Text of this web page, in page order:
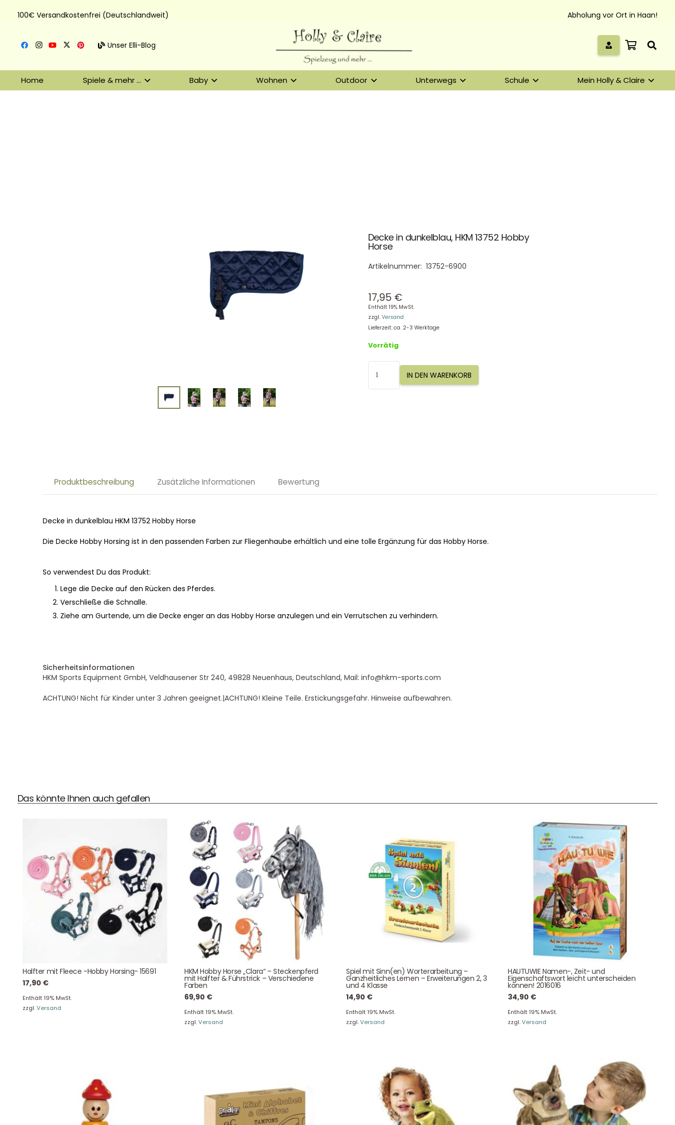
100€ Versandkostenfrei (Deutschlandweit) Abholung vor Ort in Haan!
Unser Elli-Blog
Home Spiele & mehr … Baby Wohnen Outdoor Unterwegs Schule Mein Holly & Claire
Decke in dunkelblau, HKM 13752 Hobby
Horse
Artikelnummer: 13752-6900
17,95 €
Enthält 19% MwSt.
zzgl. Versand
Lieferzeit: ca. 2-3 Werktage
Vorrätig
Decke
dunkelblau,
IN DEN WARENKORB
Produktbeschreibung Zusätzliche Informationen Bewertung
Decke in dunkelblau HKM 13752 Hobby Horse
Die Decke Hobby Horsing ist in den passenden Farben zur Fliegenhaube erhältlich und eine tolle Ergänzung für das Hobby Horse.
So verwendest Du das Produkt:
Lege die Decke auf den Rücken des Pferdes.
Verschließe die Schnalle.
Ziehe am Gurtende, um die Decke enger an das Hobby Horse anzulegen und ein Verrutschen zu verhindern.
Sicherheitsinformationen
HKM Sports Equipment GmbH, Veldhausener Str 240, 49828 Neuenhaus, Deutschland, Mail: info@hkm-sports.com
ACHTUNG! Nicht für Kinder unter 3 Jahren geeignet.|ACHTUNG! Kleine Teile. Erstickungsgefahr. Hinweise aufbewahren.
Das könnte Ihnen auch gefallen
Halfter mit Fleece -Hobby Horsing- 15691
17,90 €
Enthält 19% MwSt.
zzgl.Versand
HKM Hobby Horse „Clara“ – Steckenpferd
mit Halfter & Führstrick – Verschiedene
Farben
69,90 €
Enthält 19% MwSt.
zzgl.Versand
Spiel mit Sinn(en) Worterarbeitung –
Ganzheitliches Lernen – Erweiterungen 2, 3
und 4 Klasse
14,90 €
Enthält 19% MwSt.
zzgl.Versand
HAUTUWIE Namen-, Zeit- und
Eigenschaftswort leicht unterscheiden
können! 2016016
34,90 €
Enthält 19% MwSt.
zzgl.Versand
Der Spielzeug – Handel aus Haan, wir versenden mit DHL.
Schnell, sicher und zuverlässig.
Mailund telefonisch für Sie erreichbar.Sie können Ihren
Wünsche per Facebook, Instagram, Twitter oder
Kontaktdaten
August-Macke-Weg 17,
E-Mail: info@hollyclaire.de
Unser Service
Über uns
Unser Blog
Versand & Lieferung
News & Infos
Newsletter
Kontakt
Newsletter Anmelden
NEWSLETTER
Datenschutz Impressum AGB
© Holly & Claire GmbH® Spielzeug in Haan Design byZeitansicht